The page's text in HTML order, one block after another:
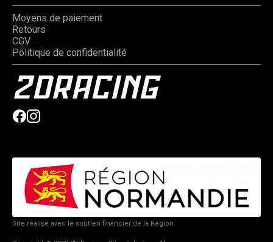
Moyens de paiement
Retours
CGV
Politique de confidentialité
Site réalisé avec le soutien financier de la Région.